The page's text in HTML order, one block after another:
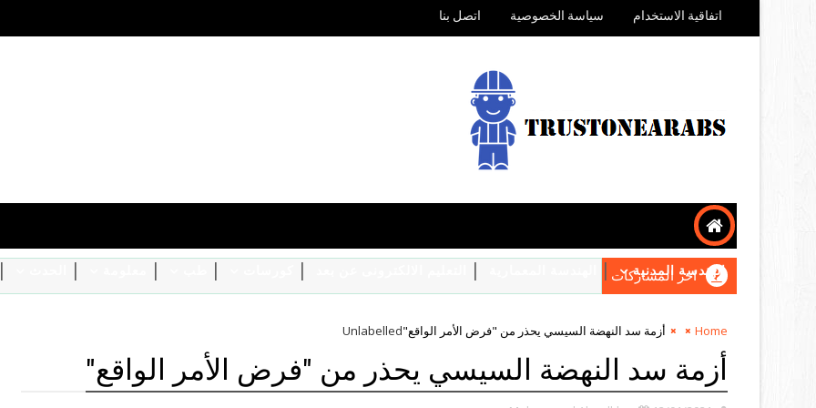
اتفاقية الاستخدام سياسة الخصوصية اتصل بنا
الهندسة المدنية
اخر المشاركات
Home
Unlabelledأزمة سد النهضة السيسي يحذر من "فرض الأمر الواقع"
أزمة سد النهضة السيسي يحذر من "فرض الأمر الواقع"